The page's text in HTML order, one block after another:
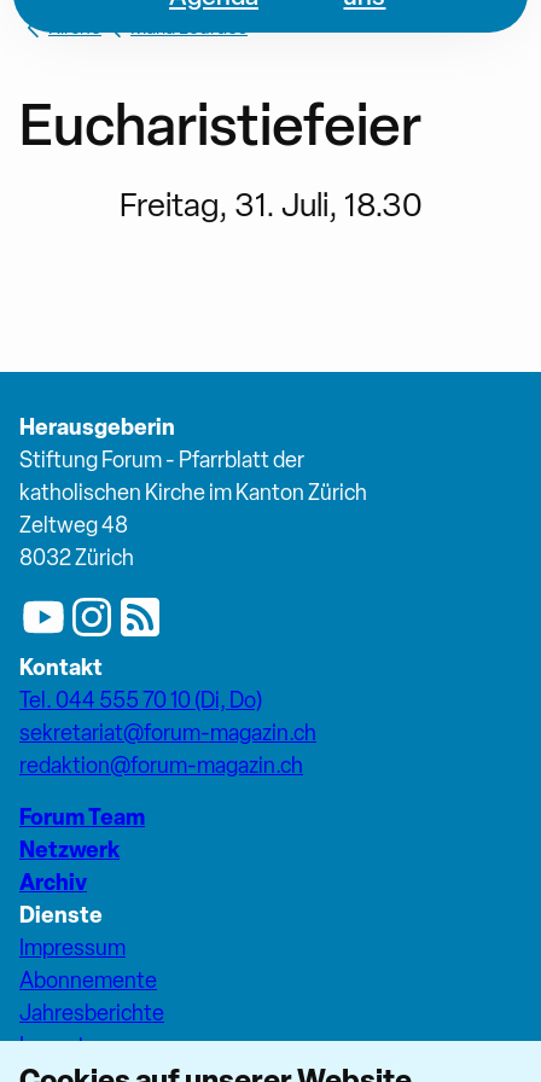
Kirche Maria Lourdes
Eucharistiefeier
Freitag, 31. Juli, 18.30
Herausgeberin
Stiftung Forum - Pfarrblatt der
katholischen Kirche im Kanton Zürich
Zeltweg 48
8032 Zürich
Kontakt
Tel. 044 555 70 10 (Di, Do)
sekretariat@forum-magazin.ch
redaktion@forum-magazin.ch
Forum Team
Netzwerk
Archiv
Dienste
Impressum
Abonnemente
Jahresberichte
Inserate